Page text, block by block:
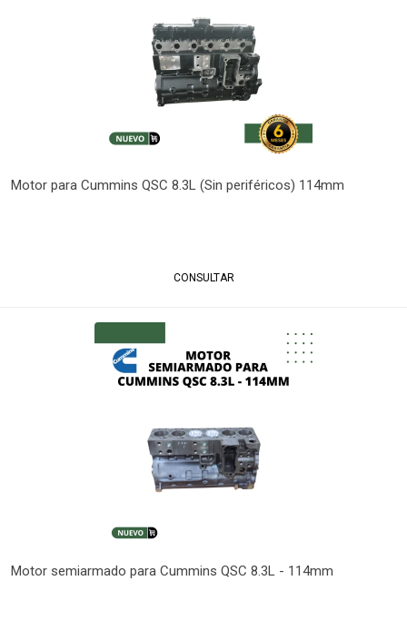
Motor para Cummins QSC 8.3L (Sin periféricos) 114mm
CONSULTAR
Motor semiarmado para Cummins QSC 8.3L - 114mm